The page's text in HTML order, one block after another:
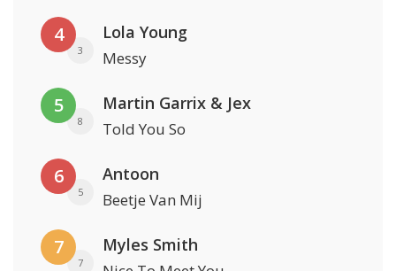
4
3
Lola Young
Messy
5
8
Martin Garrix & Jex
Told You So
6
5
Antoon
Beetje Van Mij
7
7
Myles Smith